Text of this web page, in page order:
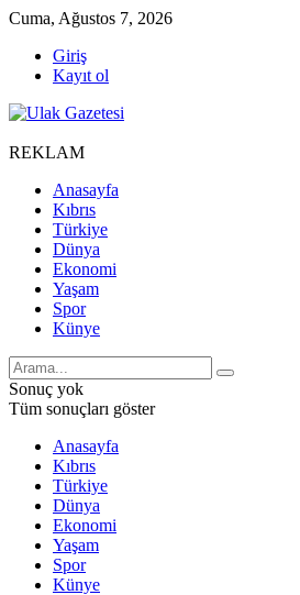
Cuma, Ağustos 7, 2026
Giriş
Kayıt ol
REKLAM
Anasayfa
Kıbrıs
Türkiye
Dünya
Ekonomi
Yaşam
Spor
Künye
Sonuç yok
Tüm sonuçları göster
Anasayfa
Kıbrıs
Türkiye
Dünya
Ekonomi
Yaşam
Spor
Künye